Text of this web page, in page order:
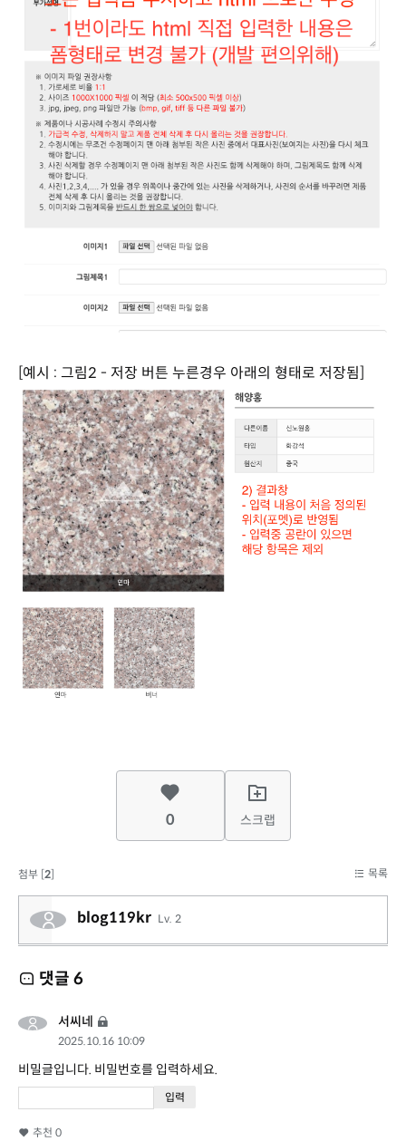
[예시 : 그림2 - 저장 버튼 누른경우 아래의 형태로 저장됨]
0 스크랩
첨부 [2] 목록
blog119kr Lv. 2
댓글 6
서씨네
2025.10.16 10:09
비밀글입니다. 비밀번호를 입력하세요.
추천 0